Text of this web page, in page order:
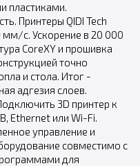
пластиками.
Принтеры QIDI Tech
мм/с. Ускорение в 20 000
CoreXY и прошивка
точно
и стола. Итог -
адгезия слоев.
3D принтер к
Ethernet или Wi-Fi.
управление и
совместимо с
для